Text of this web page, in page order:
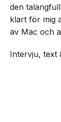
den
klart för mig
av Mac och
Intervju, text